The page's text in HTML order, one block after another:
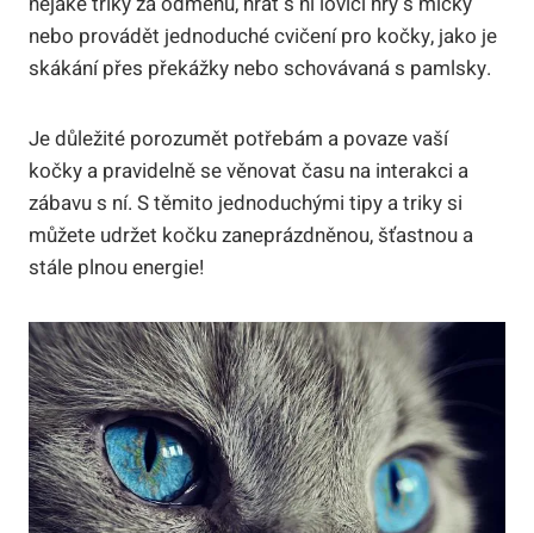
nebo provádět jednoduché cvičení pro kočky, jako je
skákání přes překážky nebo schovávaná s pamlsky.
Je důležité porozumět potřebám a povaze vaší
kočky a pravidelně se věnovat času na interakci a
zábavu s ní. S těmito jednoduchými tipy a triky si
můžete udržet kočku zaneprázdněnou, šťastnou a
stále plnou energie!